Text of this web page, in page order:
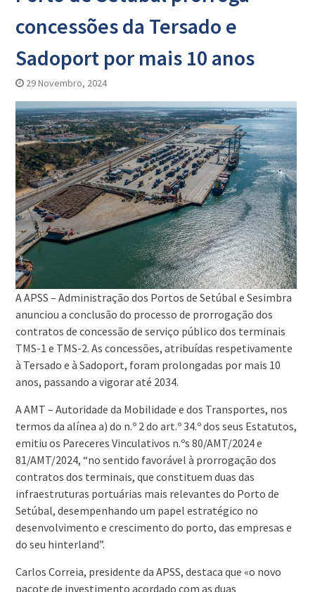
concessões da Tersado e
Sadoport por mais 10 anos
29 Novembro, 2024
A APSS – Administração dos Portos de Setúbal e Sesimbra
anunciou a conclusão do processo de prorrogação dos
contratos de concessão de serviço público dos terminais
TMS-1 e TMS-2. As concessões, atribuídas respetivamente
à Tersado e à Sadoport, foram prolongadas por mais 10
anos, passando a vigorar até 2034.
A AMT – Autoridade da Mobilidade e dos Transportes, nos
termos da alínea a) do n.º 2 do art.º 34.º dos seus Estatutos,
emitiu os Pareceres Vinculativos n.ºs 80/AMT/2024 e
81/AMT/2024, “no sentido favorável à prorrogação dos
contratos dos terminais, que constituem duas das
infraestruturas portuárias mais relevantes do Porto de
Setúbal, desempenhando um papel estratégico no
desenvolvimento e crescimento do porto, das empresas e
do seu hinterland”.
Carlos Correia, presidente da APSS, destaca que «o novo
pacote de investimento acordado com as duas